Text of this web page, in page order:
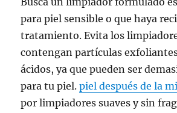
para piel sensible o que haya
tratamiento. Evita los
contengan partículas
ácidos, ya que pueden ser
para tu piel.piel después de la
por limpiadores suaves y sin